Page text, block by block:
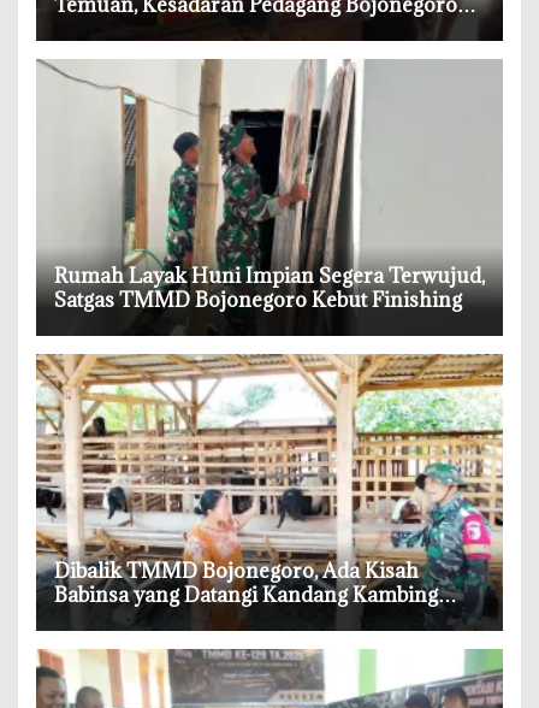
‎Rumah Layak Huni Impian Segera Terwujud,
Satgas TMMD Bojonegoro Kebut Finishing
‎Dibalik TMMD Bojonegoro, Ada Kisah
Babinsa yang Datangi Kandang Kambing
Demi Dengar Keluh Warga